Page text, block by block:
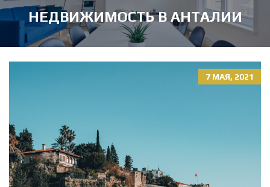
НЕДВИЖИМОСТЬ В АНТАЛИИ
7 МАЯ, 2021